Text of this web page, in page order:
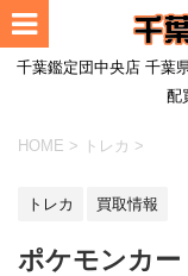
千葉鑑定団中央店 千葉
配
HOME > トレカ >
トレカ 買取情報
ポケモンカー